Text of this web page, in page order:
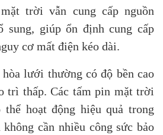
trời vẫn cung cấp nguồn
sung, giúp ổn định cung cấp
cơ mất điện kéo dài.
lưới thường có độ bền cao
trì thấp. Các tấm pin mặt trời
hoạt động hiệu quả trong
cần nhiều công sức bảo